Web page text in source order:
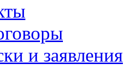
и заявления